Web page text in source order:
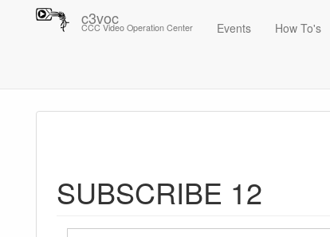
c3voc
CCC Video Operation Center Events How To's
SUBSCRIBE 12